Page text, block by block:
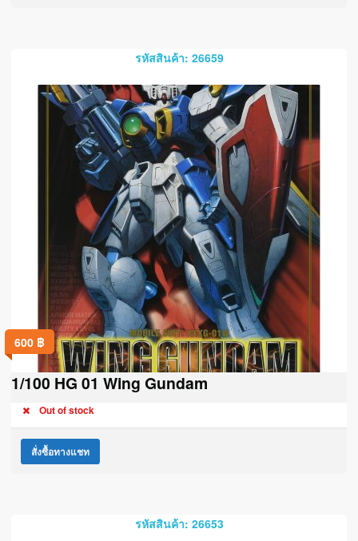
รหัสสินค้า: 26659
600 ฿
1/100 HG 01 Wing Gundam
Out of stock
สั่งซื้อทางแชท
รหัสสินค้า: 26653